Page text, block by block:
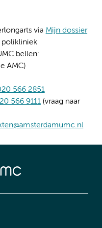
via Mijn dossier
polikliniek
bellen:
AMC)
566 2851
566 9111 (vraag naar